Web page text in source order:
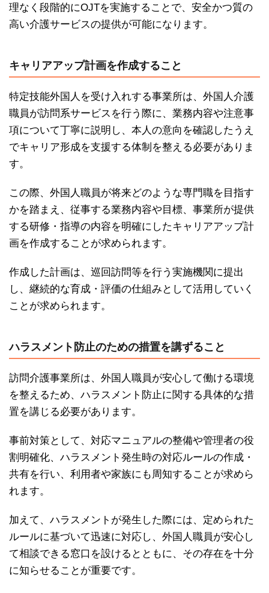
理なく段階的にOJTを実施することで、安全かつ質の
高い介護サービスの提供が可能になります。
キャリアアップ計画を作成すること
特定技能外国人を受け入れする事業所は、外国人介護
職員が訪問系サービスを行う際に、業務内容や注意事
項について丁寧に説明し、本人の意向を確認したうえ
でキャリア形成を支援する体制を整える必要がありま
す。
この際、外国人職員が将来どのような専門職を目指す
かを踏まえ、従事する業務内容や目標、事業所が提供
する研修・指導の内容を明確にしたキャリアアップ計
画を作成することが求められます。
作成した計画は、巡回訪問等を行う実施機関に提出
し、継続的な育成・評価の仕組みとして活用していく
ことが求められます。
ハラスメント防止のための措置を講ずること
訪問介護事業所は、外国人職員が安心して働ける環境
を整えるため、ハラスメント防止に関する具体的な措
置を講じる必要があります。
事前対策として、対応マニュアルの整備や管理者の役
割明確化、ハラスメント発生時の対応ルールの作成・
共有を行い、利用者や家族にも周知することが求めら
れます。
加えて、ハラスメントが発生した際には、定められた
ルールに基づいて迅速に対応し、外国人職員が安心し
て相談できる窓口を設けるとともに、その存在を十分
に知らせることが重要です。